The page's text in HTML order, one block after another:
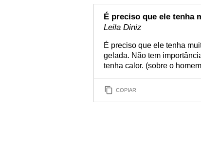
É preciso que ele tenha
Leila Diniz
É preciso que ele tenha
gelada. Não tem
tenha calor. (sobre o
COPIAR